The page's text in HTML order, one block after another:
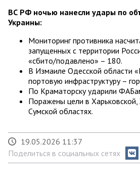
ВС РФ ночью нанесли удары по
Украины:
Мониторинг противника
запущенных с территории
«сбито/подавлено» – 180.
В Измаиле Одесской области
портовую инфраструктуру –
По Краматорску ударили
Поражены цели в
Сумской областях.
19.05.2026 11:37
Поделиться в социальных сетях